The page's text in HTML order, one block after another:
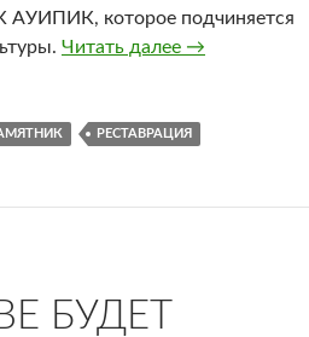
АУИПИК, которое подчиняется
Читать далее Аренда
→
РЕСТАВРАЦИЯ
БУДЕТ